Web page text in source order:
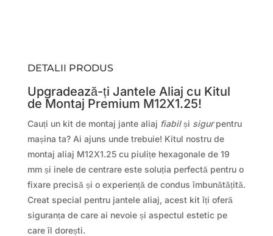
DETALII PRODUS
Upgradează-ți Jantele Aliaj cu Kitul
de Montaj Premium M12X1.25!
Cauți un kit de montaj jante aliaj fiabilși sigurpentru
mașina ta? Ai ajuns unde trebuie! Kitul nostru de
montaj aliaj M12X1.25 cu piulițe hexagonale de 19
mm și inele de centrare este soluția perfectă pentru o
fixare precisă și o experiență de condus îmbunătățită.
Creat special pentru jantele aliaj, acest kit îți oferă
siguranța de care ai nevoie și aspectul estetic pe
care îl dorești.